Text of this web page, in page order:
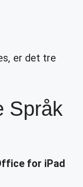
er det tre
Språk
for iPad